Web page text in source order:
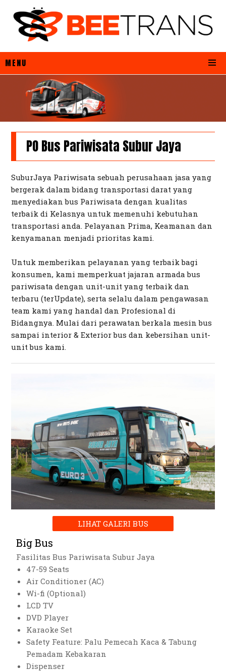
MENU
PO Bus Pariwisata Subur Jaya
SuburJaya Pariwisata sebuah perusahaan jasa yang
bergerak dalam bidang transportasi darat yang
menyediakan bus Pariwisata dengan kualitas
terbaik di Kelasnya untuk memenuhi kebutuhan
transportasi anda. Pelayanan Prima, Keamanan dan
kenyamanan menjadi prioritas kami.
Untuk memberikan pelayanan yang terbaik bagi
konsumen, kami memperkuat jajaran armada bus
pariwisata dengan unit-unit yang terbaik dan
terbaru (terUpdate), serta selalu dalam pengawasan
team kami yang handal dan Profesional di
Bidangnya. Mulai dari perawatan berkala mesin bus
sampai interior & Exterior bus dan kebersihan unit-
unit bus kami.
LIHAT GALERI BUS
Big Bus
Fasilitas Bus Pariwisata Subur Jaya
47-59 Seats
Air Conditioner (AC)
Wi-fi (Optional)
LCD TV
DVD Player
Karaoke Set
Safety Feature: Palu Pemecah Kaca & Tabung
Pemadam Kebakaran
Dispenser